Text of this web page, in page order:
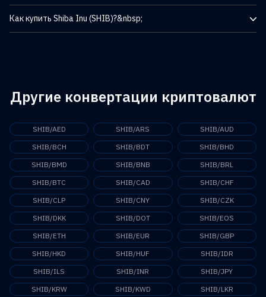
децентрализованных финансовых (DeFi) проектов с
"собачьей" тематикой. Помимо SHIB, в экосистему входят
Рыночная капитализация Shiba Inu (SHIB) на данный момент
составляет 91 375 809 050,00 ฿.
Как купить Shiba Inu (SHIB)?&nbsp;
Другие конвертации криптовалют
SHIB/AED SHIB/ARS
SHIB/AUD
SHIB/BCH
SHIB/BDT
SHIB/BHD
SHIB/BMD
SHIB/BNB
SHIB/BRL
SHIB/BTC
SHIB/CAD
SHIB/CHF
SHIB/CLP
SHIB/CNY
SHIB/CZK
SHIB/DKK
SHIB/DOT
SHIB/EOS
SHIB/ETH
SHIB/EUR
SHIB/GBP
SHIB/HKD
SHIB/HUF
SHIB/IDR
SHIB/ILS
SHIB/INR
SHIB/JPY
SHIB/KRW
SHIB/KWD
SHIB/LKR